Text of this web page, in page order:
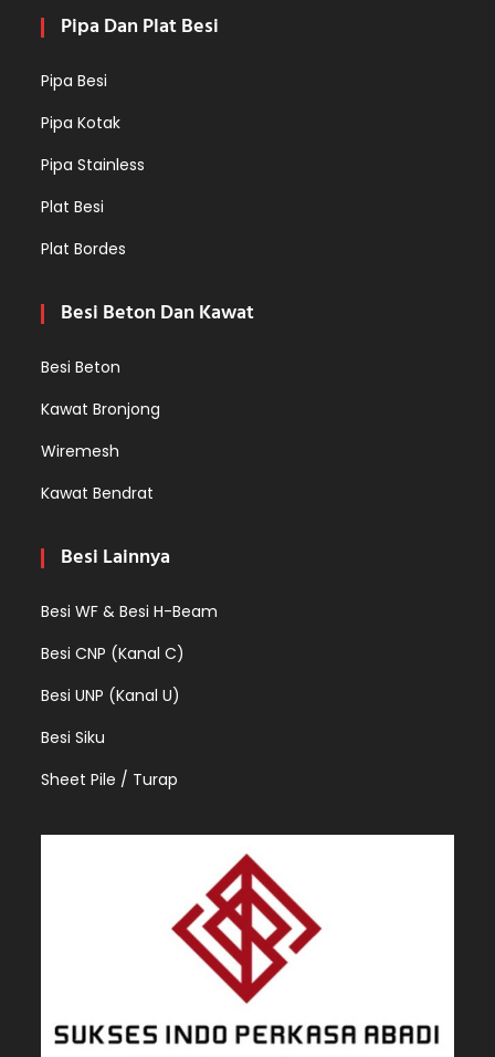
Pipa Dan Plat Besi
Pipa Besi
Pipa Kotak
Pipa Stainless
Plat Besi
Plat Bordes
Besi Beton Dan Kawat
Besi Beton
Kawat Bronjong
Wiremesh
Kawat Bendrat
Besi Lainnya
Besi WF & Besi H-Beam
Besi CNP (Kanal C)
Besi UNP (Kanal U)
Besi Siku
Sheet Pile / Turap